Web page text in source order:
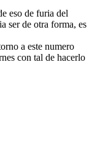
eso de furia del
ser de otra forma, es
a este numero
con tal de hacerlo